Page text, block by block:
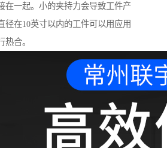
在一起。小的夹持力会导致工件产
径在10英寸以内的工件可以用应用
合。